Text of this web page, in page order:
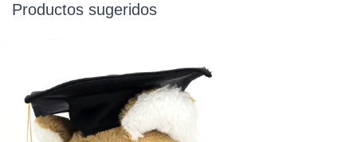
Productos sugeridos